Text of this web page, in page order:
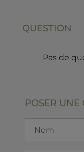
QUESTION
Pas de
POSER UNE